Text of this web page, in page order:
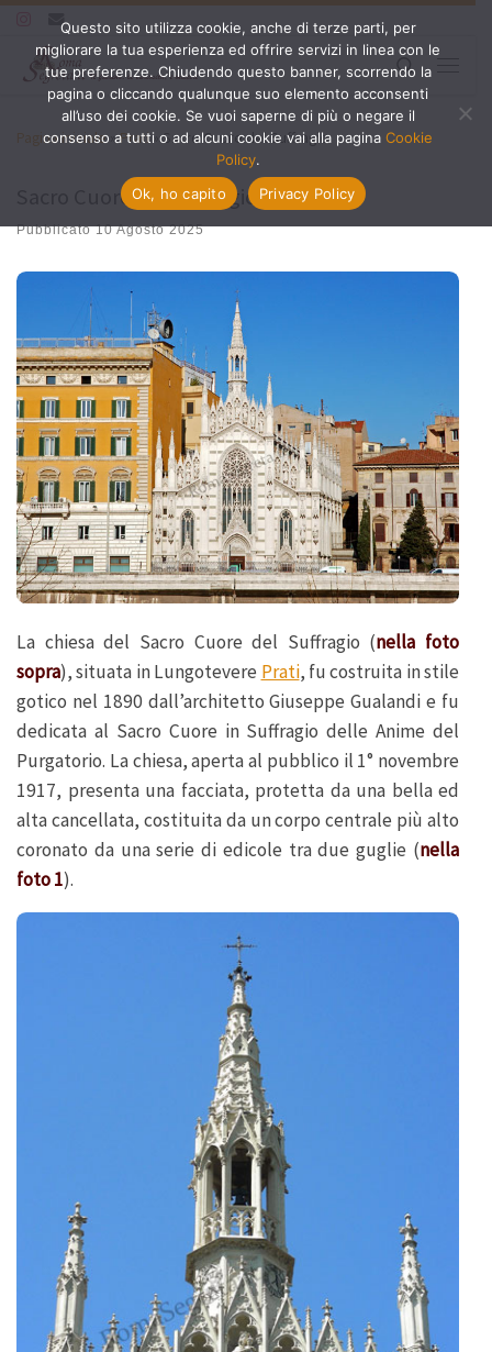
Passa al contenuto
Search
Pagina iniziale »Prati» Sacro Cuore del Suffragio
Sacro Cuore del Suffragio
Pubblicato10 Agosto 2025
La chiesa del Sacro Cuore del Suffragio (nella foto
sopra), situata in Lungotevere Prati, fu costruita in stile
gotico nel 1890 dall’architetto Giuseppe Gualandi e fu
dedicata al Sacro Cuore in Suffragio delle Anime del
Purgatorio. La chiesa, aperta al pubblico il 1° novembre
1917, presenta una facciata, protetta da una bella ed
alta cancellata, costituita da un corpo centrale più alto
coronato da una serie di edicole tra due guglie (nella
foto 1).
Questo sito utilizza cookie, anche di terze parti, per
migliorare la tua esperienza ed offrire servizi in linea con le
tue preferenze. Chiudendo questo banner, scorrendo la
pagina o cliccando qualunque suo elemento acconsenti
all’uso dei cookie. Se vuoi saperne di più o negare il
consenso a tutti o ad alcuni cookie vai alla pagina Cookie
Policy.
Ok, ho capito
Privacy Policy